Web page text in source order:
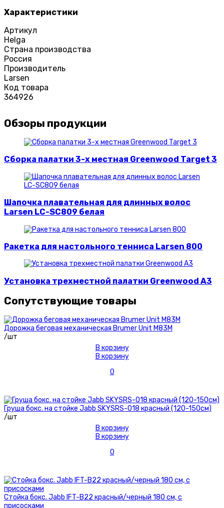
Характеристики
Артикул
Helga
Страна производства
Россия
Производитель
Larsen
Код товара
364926
Обзоры продукции
Сборка палатки 3-х местная Greenwood Target 3
Шапочка плавательная для длинных волос
Larsen LC-SC809 белая
Ракетка для настольного тенниса Larsen 800
Установка трехместной палатки Greenwood A3
Сопутствующие товары
Дорожка беговая механическая Brumer Unit M83M
/шт
В корзину
В корзину
0
Груша бокс. на стойке Jabb SKYSRS-018 красный (120-150см)
/шт
В корзину
В корзину
0
Стойка бокс. Jabb IFT-B22 красный/черный 180 см, с
присосками